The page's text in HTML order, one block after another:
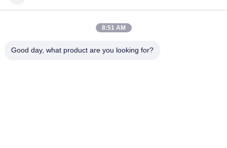
8:51 AM
Good day, what product are you looking for?